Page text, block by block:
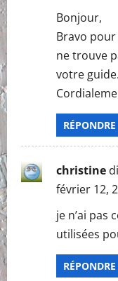
Bonjour,
Bravo
ne trouve
votre guide.
RÉPONDRE
christine
février 12,
je n’ai pas
utilisées
RÉPONDRE